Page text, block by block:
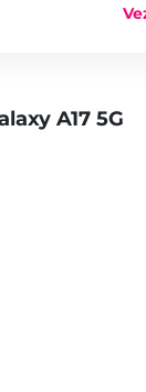
A17 5G